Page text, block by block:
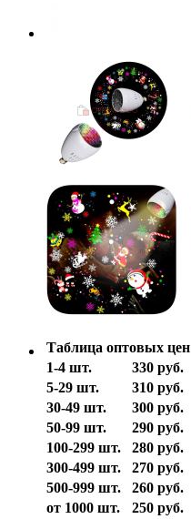
Таблица оптовых цен
1-4 шт.
330 руб.
5-29 шт.
310 руб.
30-49 шт.
300 руб.
50-99 шт.
290 руб.
100-299 шт.
280 руб.
300-499 шт.
270 руб.
500-999 шт.
260 руб.
от 1000 шт.
250 руб.